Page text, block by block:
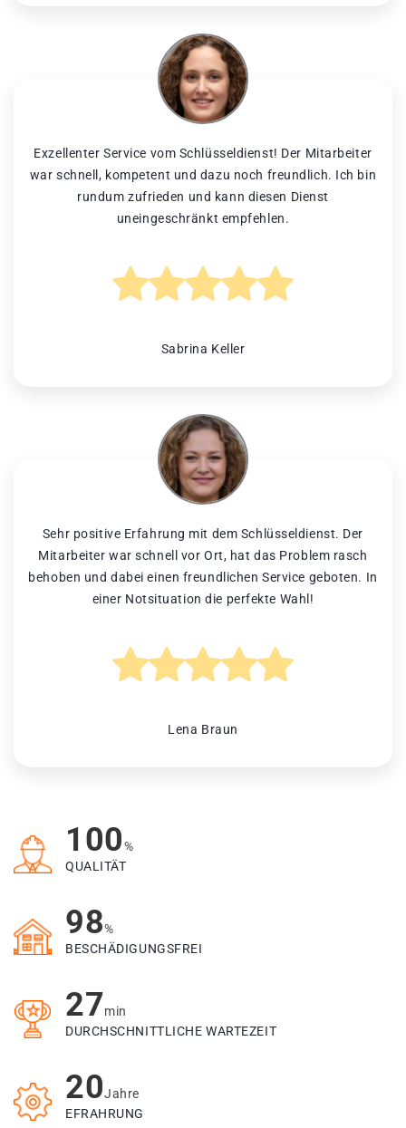
Exzellenter Service vom Schlüsseldienst! Der Mitarbeiter
war schnell, kompetent und dazu noch freundlich. Ich bin
rundum zufrieden und kann diesen Dienst
uneingeschränkt empfehlen.
Sabrina Keller
Sehr positive Erfahrung mit dem Schlüsseldienst. Der
Mitarbeiter war schnell vor Ort, hat das Problem rasch
behoben und dabei einen freundlichen Service geboten. In
einer Notsituation die perfekte Wahl!
Lena Braun
100%
QUALITÄT
98%
BESCHÄDIGUNGSFREI
27min
DURCHSCHNITTLICHE WARTEZEIT
20Jahre
EFRAHRUNG